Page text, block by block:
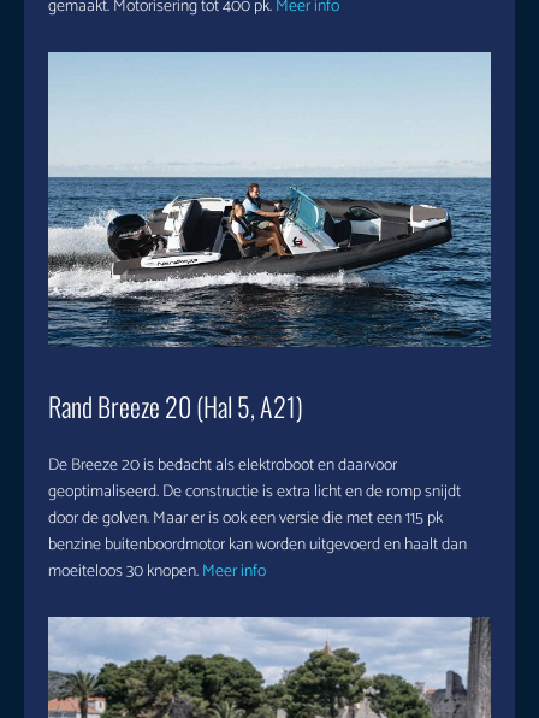
gemaakt. Motorisering tot 400 pk.Meer info
Rand Breeze 20 (Hal 5, A21)
De Breeze 20 is bedacht als elektroboot en daarvoor
geoptimaliseerd. De constructie is extra licht en de romp snijdt
door de golven. Maar er is ook een versie die met een 115 pk
benzine buitenboordmotor kan worden uitgevoerd en haalt dan
moeiteloos 30 knopen.Meer info